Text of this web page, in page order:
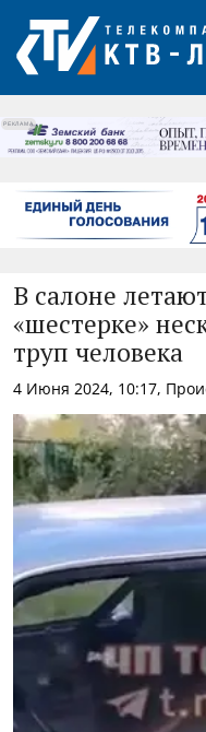
РЕКЛАМА
В салоне
«шестерке»
труп человека
4 Июня 2024, 10:17,